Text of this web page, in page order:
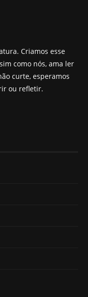
Criamos esse
como nós, ama ler
curte, esperamos
ou refletir.